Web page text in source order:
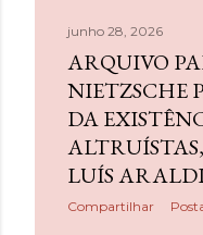
junho 28, 2026
ARQUIVO
NIETZSCHE
DA
LUÍS
Compartilhar